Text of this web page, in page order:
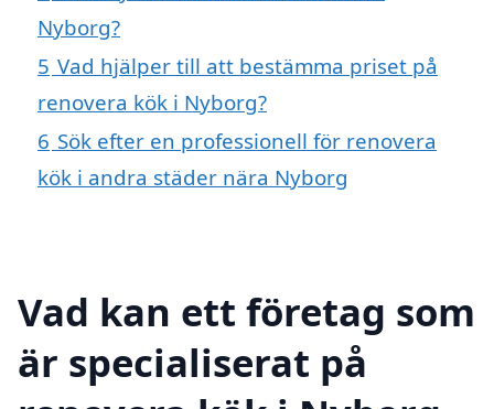
Nyborg?
5 Vad hjälper till att bestämma priset på
renovera kök i Nyborg?
6 Sök efter en professionell för renovera
kök i andra städer nära Nyborg
Vad kan ett företag som
är specialiserat på